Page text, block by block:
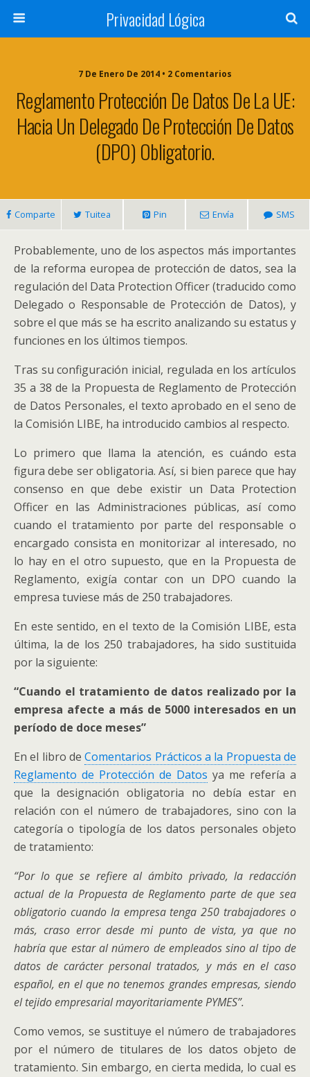
Privacidad Lógica
7 De Enero De 2014 • 2 Comentarios
Reglamento Protección De Datos De La UE:
Hacia Un Delegado De Protección De Datos
(DPO) Obligatorio.
Comparte Tuitea Pin Envía SMS
Probablemente, uno de los aspectos más importantes
de la reforma europea de protección de datos, sea la
regulación del Data Protection Officer (traducido como
Delegado o Responsable de Protección de Datos), y
sobre el que más se ha escrito analizando su estatus y
funciones en los últimos tiempos.
Tras su configuración inicial, regulada en los artículos
35 a 38 de la Propuesta de Reglamento de Protección
de Datos Personales, el texto aprobado en el seno de
la Comisión LIBE, ha introducido cambios al respecto.
Lo primero que llama la atención, es cuándo esta
figura debe ser obligatoria. Así, si bien parece que hay
consenso en que debe existir un Data Protection
Officer en las Administraciones públicas, así como
cuando el tratamiento por parte del responsable o
encargado consista en monitorizar al interesado, no
lo hay en el otro supuesto, que en la Propuesta de
Reglamento, exigía contar con un DPO cuando la
empresa tuviese más de 250 trabajadores.
En este sentido, en el texto de la Comisión LIBE, esta
última, la de los 250 trabajadores, ha sido sustituida
por la siguiente:
“Cuando el tratamiento de datos realizado por la
empresa afecte a más de 5000 interesados en un
período de doce meses”
En el libro deComentarios Prácticos a la Propuesta de
Reglamento de Protección de Datos ya me refería a
que la designación obligatoria no debía estar en
relación con el número de trabajadores, sino con la
categoría o tipología de los datos personales objeto
de tratamiento:
“Por lo que se refiere al ámbito privado, la redacción
actual de la Propuesta de Reglamento parte de que sea
obligatorio cuando la empresa tenga 250 trabajadores o
más, craso error desde mi punto de vista, ya que no
habría que estar al número de empleados sino al tipo de
datos de carácter personal tratados, y más en el caso
español, en el que no tenemos grandes empresas, siendo
el tejido empresarial mayoritariamente PYMES”.
Como vemos, se sustituye el número de trabajadores
por el número de titulares de los datos objeto de
tratamiento. Sin embargo, en cierta medida, lo cual es